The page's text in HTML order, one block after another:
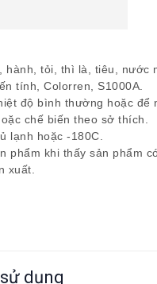
hành, tỏi, thì là, tiêu, nước
tính, Colorren, S1000A.
độ bình thường hoặc để
chế biến theo sở thích.
lạnh hoặc -180C.
phẩm khi thấy sản phẩm
xuất.
dụng